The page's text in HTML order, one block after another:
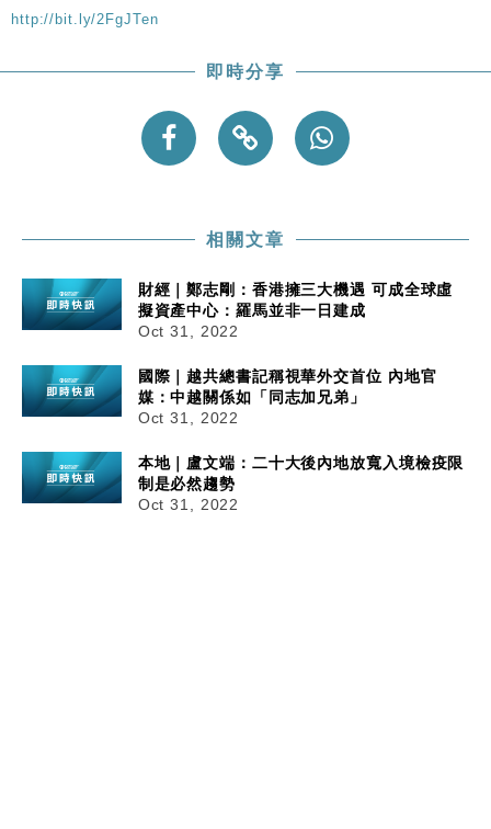
http://bit.ly/2FgJTen
即時分享
相關文章
財經｜鄭志剛：香港擁三大機遇 可成全球虛
擬資產中心：羅馬並非一日建成
Oct 31, 2022
國際｜越共總書記稱視華外交首位 內地官
媒：中越關係如「同志加兄弟」
Oct 31, 2022
本地｜盧文端：二十大後內地放寬入境檢疫限
制是必然趨勢
Oct 31, 2022